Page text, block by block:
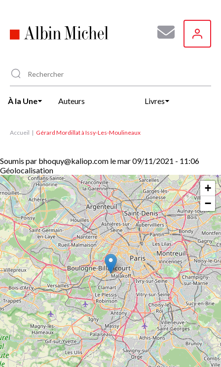
principal
À la Une Auteurs Livres
Accueil Gérard Mordillat à Issy-Les-Moulineaux
Soumis par bhoquy@kaliop.com lemar 09/11/2021 - 11:06
Géolocalisation
+
−